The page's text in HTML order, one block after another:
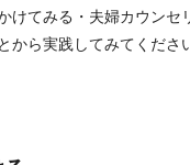
けてみる・夫婦カウンセ
から実践してみてくださ